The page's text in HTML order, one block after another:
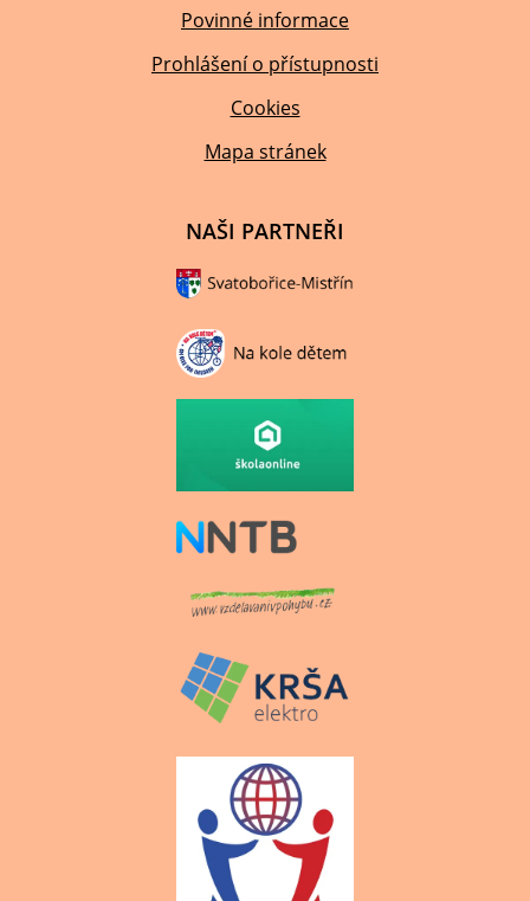
Povinné informace
Prohlášení o přístupnosti
Cookies
Mapa stránek
NAŠI PARTNEŘI